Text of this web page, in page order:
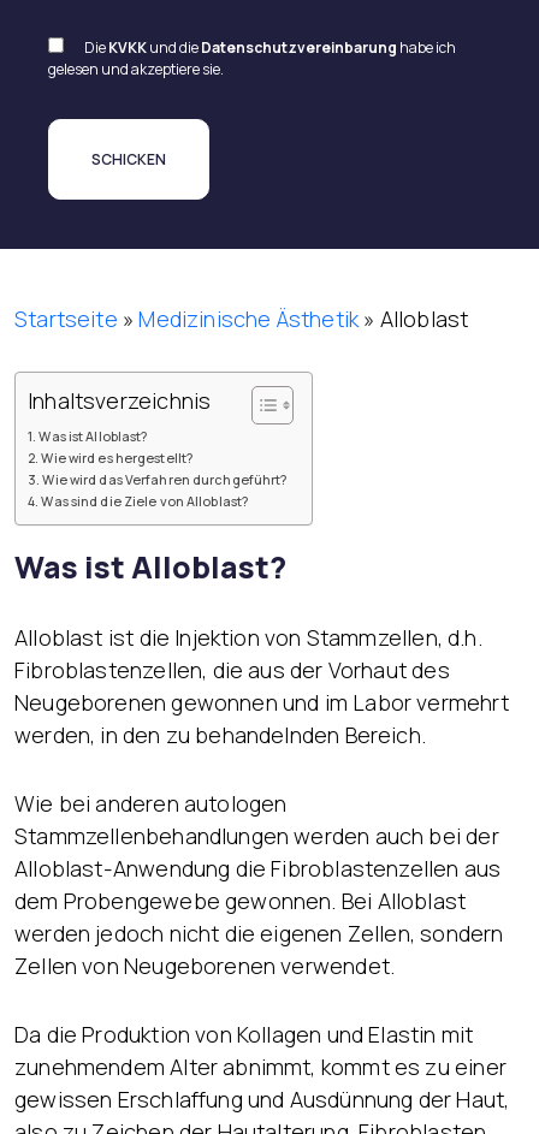
DieKVKKund dieDatenschutzvereinbarung habe ich
gelesen und akzeptiere sie.
Startseite »Medizinische Ästhetik» Alloblast
Inhaltsverzeichnis
Was ist Alloblast?
Wie wird es hergestellt?
Wie wird das Verfahren durchgeführt?
Was sind die Ziele von Alloblast?
Was ist Alloblast?
Alloblast ist die Injektion von Stammzellen, d.h.
Fibroblastenzellen, die aus der Vorhaut des
Neugeborenen gewonnen und im Labor vermehrt
werden, in den zu behandelnden Bereich.
Wie bei anderen autologen
Stammzellenbehandlungen werden auch bei der
Alloblast-Anwendung die Fibroblastenzellen aus
dem Probengewebe gewonnen. Bei Alloblast
werden jedoch nicht die eigenen Zellen, sondern
Zellen von Neugeborenen verwendet.
Da die Produktion von Kollagen und Elastin mit
zunehmendem Alter abnimmt, kommt es zu einer
gewissen Erschlaffung und Ausdünnung der Haut,